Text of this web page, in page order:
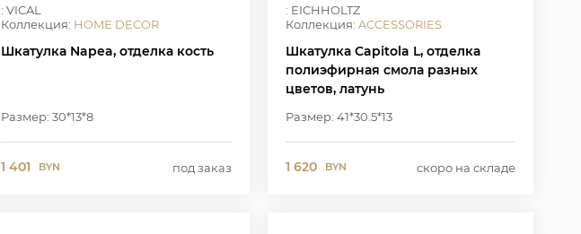
: VICAL
Коллекция: HOME DECOR
Шкатулка Napea, отделка кость
Размер: 30*13*8
1 401 BYN под заказ
: EICHHOLTZ
Коллекция: ACCESSORIES
Шкатулка Capitola L, отделка
полиэфирная смола разных
цветов, латунь
Размер: 41*30.5*13
1 620 BYN скоро на складе